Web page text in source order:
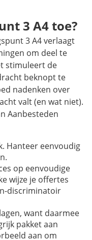
3 A4 toe?
3 A4 verlaagt
om deel te
stimuleert de
beknopt te
nadenken over
valt (en wat niet).
Aanbesteden
Hanteer eenvoudig
op eenvoudige
wijze je offertes
discriminatoir
want daarmee
pakket aan
aan om